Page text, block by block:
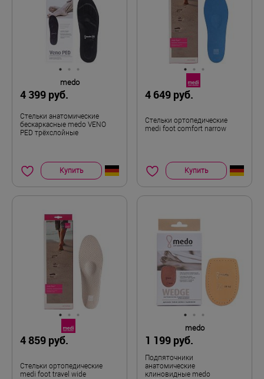
medo
4 399 руб.
Стельки анатомические
бескаркасные medo VENO
PED трёхслойные
Купить
4 649 руб.
Стельки ортопедические
medi foot comfort narrow
Купить
4 859 руб.
Стельки ортопедические
medi foot travel wide
medo
1 199 руб.
Подпяточники
анатомические
клиновидные medo